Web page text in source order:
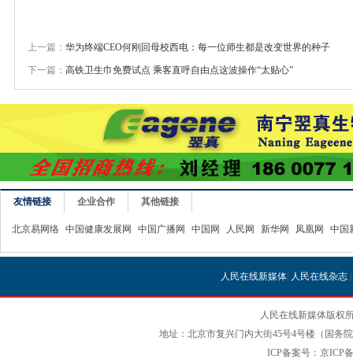
上一篇： 华为终端CEO何刚回母校西电：每一位师生都是改变世界的种子
下一篇： 高铁卫生巾免费试点 乘客直呼自由点这波操作“太贴心”
友情链接 企业合作 其他链接
北京易网络 中国健康发展网 中国广播网 中国网 人民网 新华网 凤凰网 中国
人民在线新媒体| 人民在线杂志|
人民在线新媒体版权
地址：北京市复兴门内大街45号4号楼（国务
ICP备案号：京ICP